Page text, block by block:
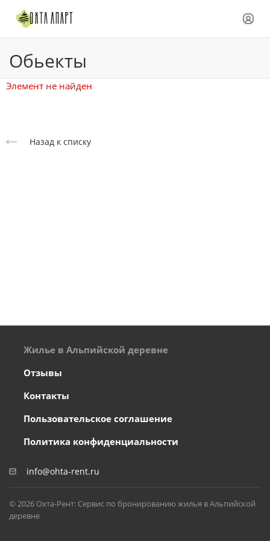
Обьекты
Элемент не найден
Назад к списку
Жилье в Альпийской деревне
Отзывы
Контакты
Пользовательское соглашение
Политика конфиденциальности
info@ohta-rent.ru
© 2026 Охта-Рент: Сервис по бронированию жилья в Альпийской
деревне